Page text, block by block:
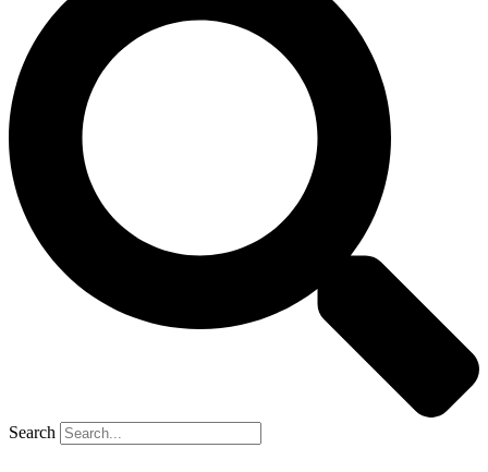
Search